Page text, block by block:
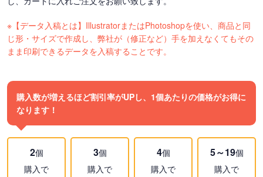
※【データ入稿とは】IllustratorまたはPhotoshopを使い、商品と同
じ形・サイズで作成し、弊社が（修正など）手を加えなくてもその
まま印刷できるデータを入稿することです。
購入数が増えるほど割引率がUPし、1個あたりの価格がお得に
なります！
2個
購入で
3個
購入で
4個
購入で
5～19個
購入で